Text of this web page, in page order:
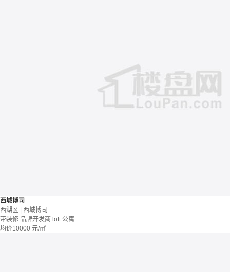
西城博司
西湖区 | 西城博司
带装修 品牌开发商 loft 公寓
均价10000 元/㎡